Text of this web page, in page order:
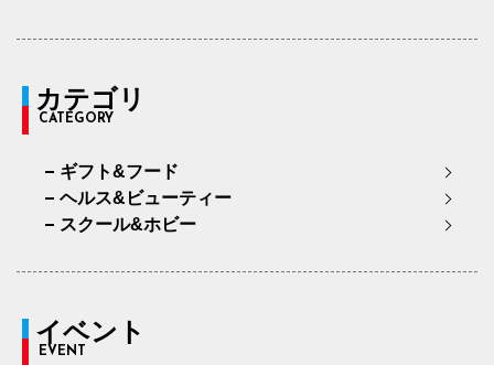
カテゴリ
CATEGORY
ギフト&フード
ヘルス&ビューティー
スクール&ホビー
イベント
EVENT